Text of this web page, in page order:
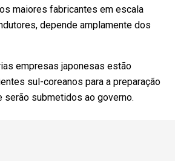
maiores fabricantes em escala
depende amplamente dos
empresas japonesas estão
sul-coreanos para a preparação
serão submetidos ao governo.